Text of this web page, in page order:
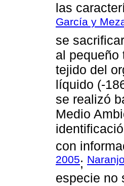
las
García y
se
al pequeño
tejido del
líquido (-
se realizó
Medio
con
2005;
especie no